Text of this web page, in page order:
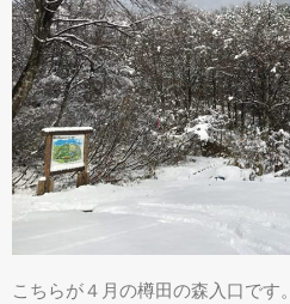
こちらが４月の樽田の森入口です。